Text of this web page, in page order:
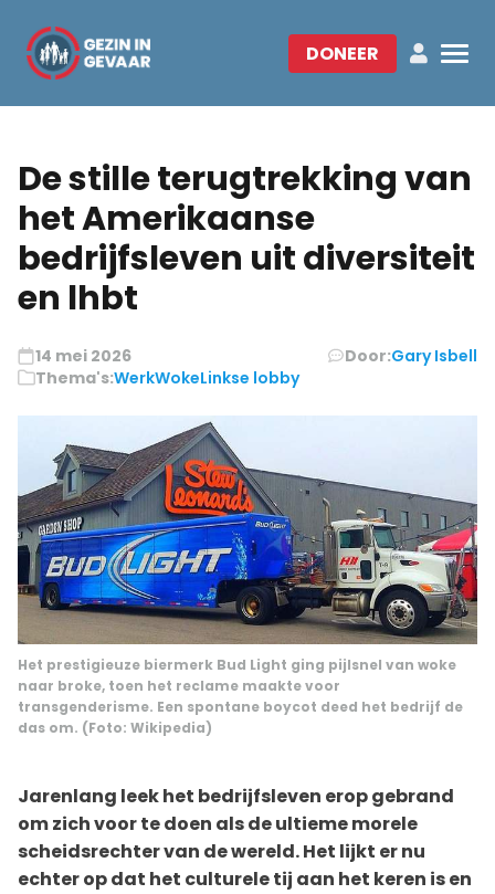
DONEER
De stille terugtrekking van
het Amerikaanse
bedrijfsleven uit diversiteit
en lhbt
14 mei 2026 Door:Gary Isbell
Thema's:WerkWokeLinkse lobby
Het prestigieuze biermerk Bud Light ging pijlsnel van woke
naar broke, toen het reclame maakte voor
transgenderisme. Een spontane boycot deed het bedrijf de
das om. (Foto: Wikipedia)
Jarenlang leek het bedrijfsleven erop gebrand
om zich voor te doen als de ultieme morele
scheidsrechter van de wereld. Het lijkt er nu
echter op dat het culturele tij aan het keren is en